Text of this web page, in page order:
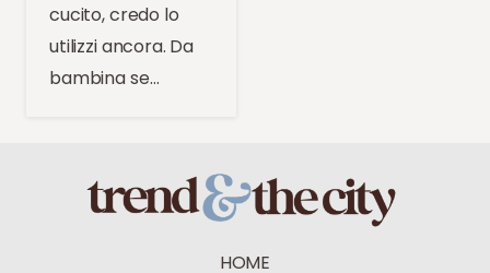
cucito, credo lo
utilizzi ancora. Da
bambina se…
HOME